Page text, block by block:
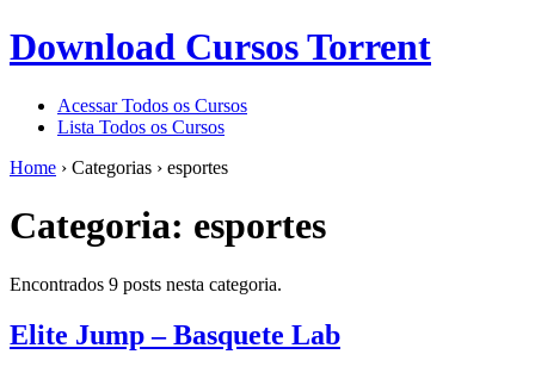
Download Cursos Torrent
Acessar Todos os Cursos
Lista Todos os Cursos
Home › Categorias › esportes
Categoria: esportes
Encontrados 9 posts nesta categoria.
Elite Jump – Basquete Lab